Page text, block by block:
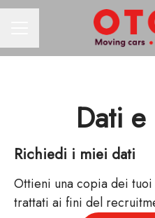
Dati e
Richiedi i miei dati
Ottieni una copia dei
trattati ai fini del